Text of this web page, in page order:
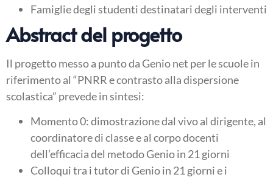
Famiglie degli studenti destinatari degli interventi
Abstract del progetto
Il progetto messo a punto da Genio net per le scuole in
riferimento al “PNRR e contrasto alla dispersione
scolastica” prevede in sintesi:
Momento 0: dimostrazione dal vivo al dirigente, al
coordinatore di classe e al corpo docenti
dell’efficacia del metodo Genio in 21 giorni
Colloqui tra i tutor di Genio in 21 giorni e i